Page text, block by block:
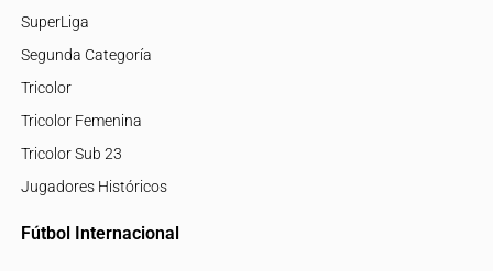
SuperLiga
Segunda Categoría
Tricolor
Tricolor Femenina
Tricolor Sub 23
Jugadores Históricos
Fútbol Internacional